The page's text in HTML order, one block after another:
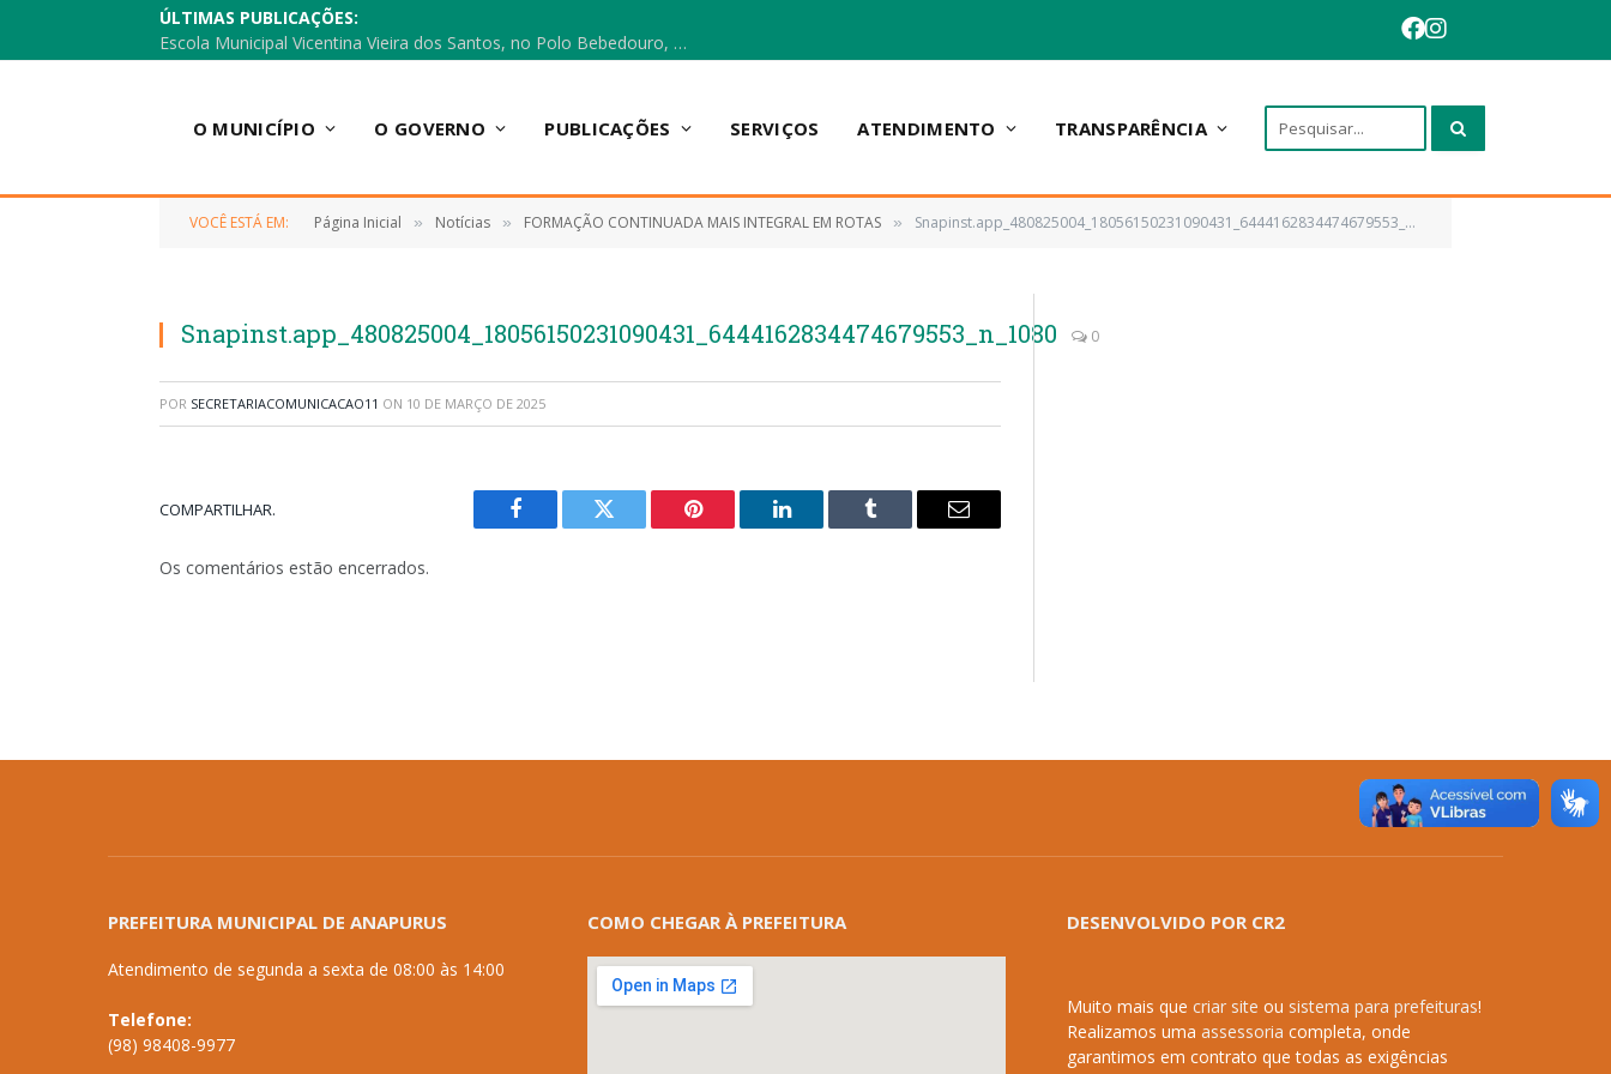
ÚLTIMAS PUBLICAÇÕES:
Escola Municipal Vicentina Vieira dos Santos, no Polo Bebedouro, recebeu materiais para a implantação do Cantinho da Leitura e da Sala Multidisciplinar.
O MUNICÍPIO O GOVERNO PUBLICAÇÕES SERVIÇOS ATENDIMENTO TRANSPARÊNCIA
VOCÊ ESTÁ EM: Página Inicial » Notícias » FORMAÇÃO CONTINUADA MAIS INTEGRAL EM ROTAS » Snapinst.app_480825004_18056150231090431_6444162834474679553_n_1080
Snapinst.app_480825004_18056150231090431_6444162834474679553_n_1080 0
POR SECRETARIACOMUNICACAO11 ON 10 DE MARÇO DE 2025
COMPARTILHAR.
Facebook Twitter Pinterest LinkedIn Tumblr
E-
Os comentários estão encerrados.
PREFEITURA MUNICIPAL DE ANAPURUS
Atendimento de segunda a sexta de 08:00 às 14:00
Telefone:
(98) 98408-9977
COMO CHEGAR À PREFEITURA DESENVOLVIDO POR CR2
Muito mais que criar site ou sistema para prefeituras!
Realizamos uma assessoria completa, onde
garantimos em contrato que todas as exigências